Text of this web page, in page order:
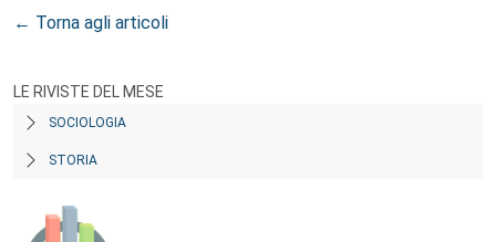
← Torna agli articoli
LE RIVISTE DEL MESE
SOCIOLOGIA
STORIA